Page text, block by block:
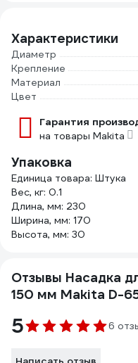
Характеристики
Диаметр
Крепление
Материал
Цвет
Гарантия
на товары Makita
Упаковка
Единица товара: Штука
Вес, кг: 0.1
Длина, мм: 230
Ширина, мм: 170
Высота, мм: 30
Отзывы Насадка
150 мм Makita D-
5 6